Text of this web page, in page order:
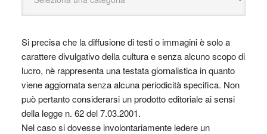
Si precisa che la diffusione di testi o immagini è solo a
carattere divulgativo della cultura e senza alcuno scopo di
lucro, nè rappresenta una testata giornalistica in quanto
viene aggiornata senza alcuna periodicità specifica. Non
può pertanto considerarsi un prodotto editoriale ai sensi
della legge n. 62 del 7.03.2001.
Nel caso si dovesse involontariamente ledere un